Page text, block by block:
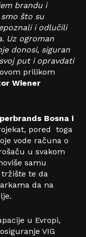
brandu i
što su
i odlučili
Uz ogroman
donosi, siguran
put i opravdati
prilikom
Wiener
Bosna i
pored toga
vode računa o
u svakom
samu
te da
da na
u Evropi,
VIG